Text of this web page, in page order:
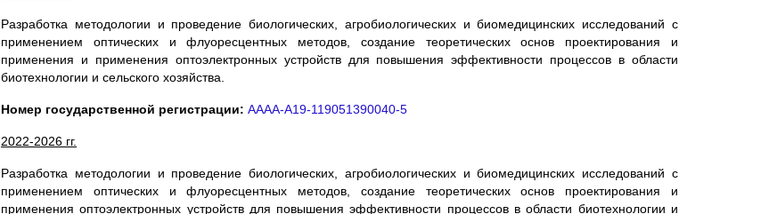
Разработка методологии и проведение биологических, агробиологических и биомедицинских исследований с
применением оптических и флуоресцентных методов, создание теоретических основ проектирования и
применения и применения оптоэлектронных устройств для повышения эффективности процессов в области
биотехнологии и сельского хозяйства.
Номер государственной регистрации: АААА-А19-119051390040-5
2022-2026 гг.
Разработка методологии и проведение биологических, агробиологических и биомедицинских исследований с
применением оптических и флуоресцентных методов, создание теоретических основ проектирования и
применения оптоэлектронных устройств для повышения эффективности процессов в области биотехнологии и